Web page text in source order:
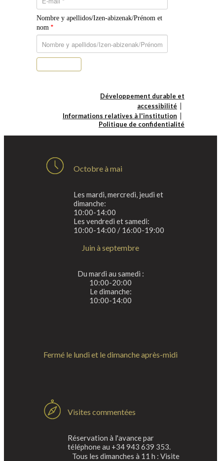
Nombre y apellidos/Izen-abizenak/Prénom et
nom *
Développement durable et
accessibilité
Informations relatives à l'institution
Politique de confidentialité
Octobre à mai
Les mardi, mercredi, jeudi et
dimanche:
10:00-14:00
Les vendredi et samedi:
10:00-14:00 / 16:00-19:00
Juin à septembre
Du mardi au samedi :
10:00-20:00
Le dimanche:
10:00-14:00
Fermé le lundi et le dimanche après-midi
Visites commentées
Réservation à l'avance par
téléphone au +34 943 639 353.
Tous les dimanches à 11 h : Visite